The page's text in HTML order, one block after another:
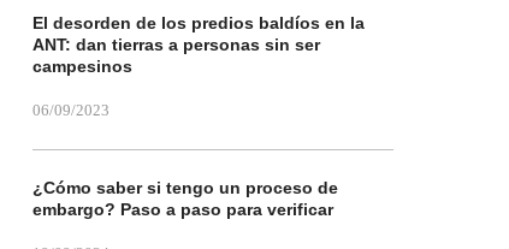
El desorden de los predios baldíos en la
ANT: dan tierras a personas sin ser
campesinos
06/09/2023
¿Cómo saber si tengo un proceso de
embargo? Paso a paso para verificar